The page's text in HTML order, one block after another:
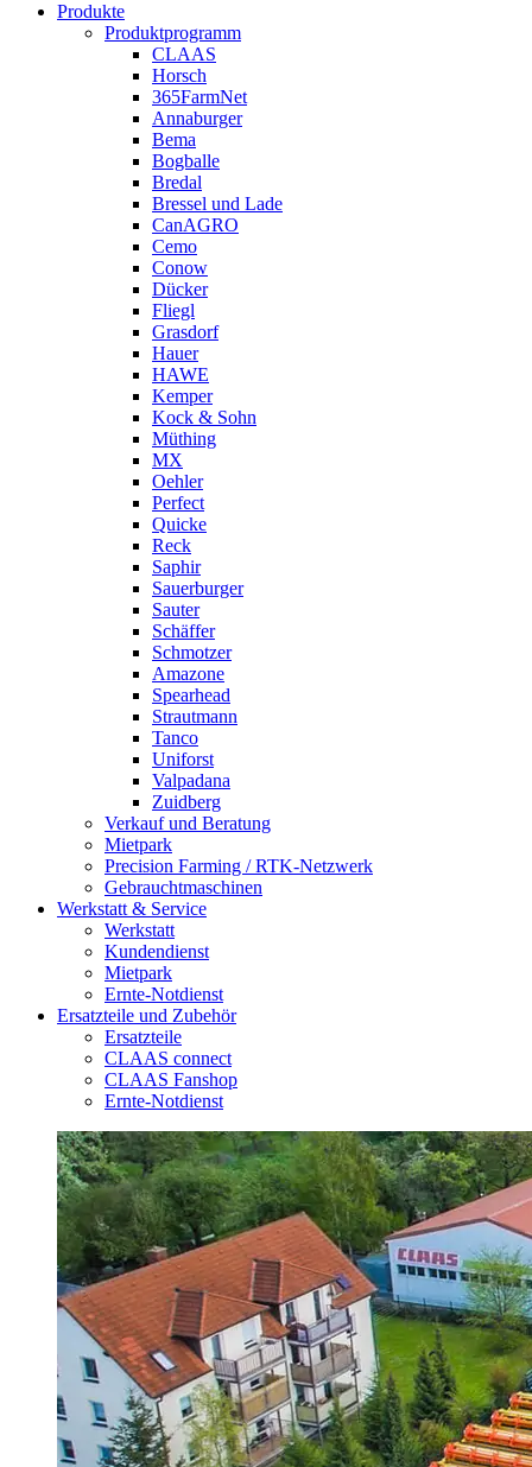
Produkte
Produktprogramm
CLAAS
Horsch
365FarmNet
Annaburger
Bema
Bogballe
Bredal
Bressel und Lade
CanAGRO
Cemo
Conow
Dücker
Fliegl
Grasdorf
Hauer
HAWE
Kemper
Kock & Sohn
Müthing
MX
Oehler
Perfect
Quicke
Reck
Saphir
Sauerburger
Sauter
Schäffer
Schmotzer
Amazone
Spearhead
Strautmann
Tanco
Uniforst
Valpadana
Zuidberg
Verkauf und Beratung
Mietpark
Precision Farming / RTK-Netzwerk
Gebrauchtmaschinen
Werkstatt & Service
Werkstatt
Kundendienst
Mietpark
Ernte-Notdienst
Ersatzteile und Zubehör
Ersatzteile
CLAAS connect
CLAAS Fanshop
Ernte-Notdienst